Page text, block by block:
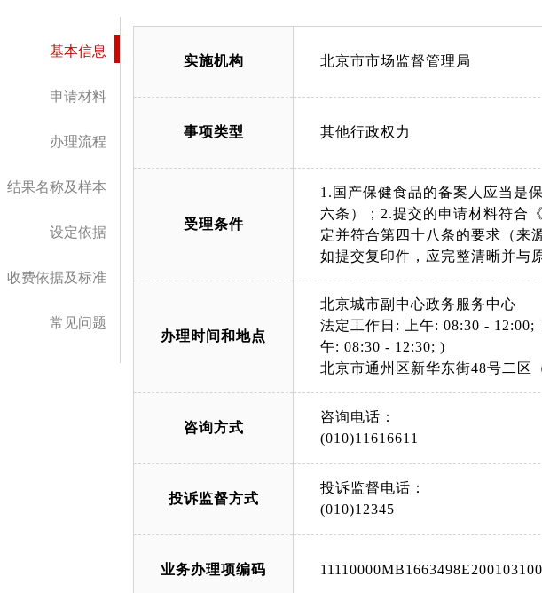
基本信息
申请材料
办理流程
结果名称及样本
设定依据
收费依据及标准
常见问题
实施机构 北京市市场监督管理局
事项类型 其他行政权力
受理条件
1.国产保健食品的备案人应当是
六条）；2.提交的申请材料符合
定并符合第四十八条的要求（来
如提交复印件，应完整清晰并与
办理时间和地点
北京城市副中心政务服务中心
法定工作日: 上午: 08:30 -
午: 08:30 - 12:30; )
北京市通州区新华东街48号二区
咨询方式
咨询电话：
(010)11616611
投诉监督方式
投诉监督电话：
(010)12345
业务办理项编码